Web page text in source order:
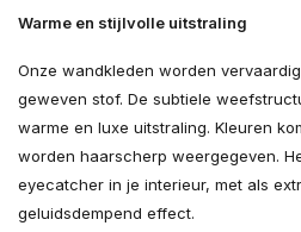
Warme en stijlvolle uitstraling
Onze wandkleden worden
geweven stof. De subtiele
warme en luxe uitstraling. Kleuren
worden haarscherp weergegeven.
eyecatcher in je interieur, met als
geluidsdempend effect.